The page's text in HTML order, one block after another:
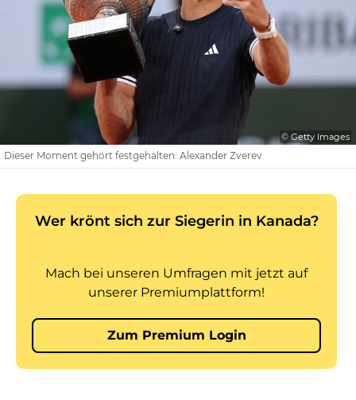
© Getty Images
Dieser Moment gehört festgehalten: Alexander Zverev